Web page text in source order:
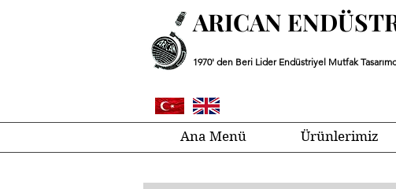
ARICAN
1970' den Beri Lider Endüstriyel Mutfak
Ana Menü Ürünlerimiz